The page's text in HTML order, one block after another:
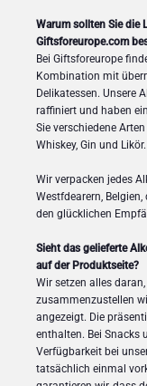
Warum sollten Sie die
Giftsforeurope.com
Bei Giftsforeurope
Kombination mit
Delikatessen. Unsere
raffiniert und haben
Sie verschiedene
Whiskey, Gin und Likör.
Wir verpacken jedes
Westfdearern,
den glücklichen
Sieht das gelieferte
auf der Produktseite?
Wir setzen alles
zusammenzustellen
angezeigt. Die
enthalten. Bei Snacks
Verfügbarkeit bei
tatsächlich einmal